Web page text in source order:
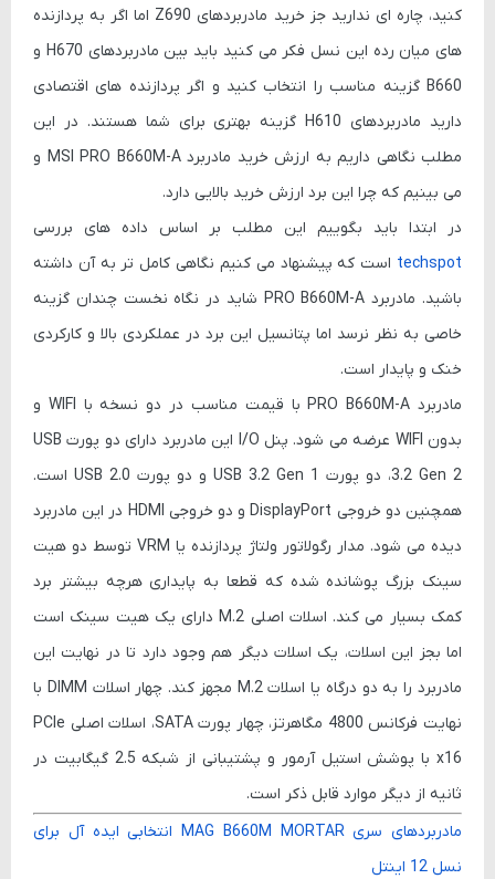
کنید، چاره ای ندارید جز خرید مادربردهای Z690 اما اگر به پردازنده
های میان رده این نسل فکر می کنید باید بین مادربردهای H670 و
B660 گزینه مناسب را انتخاب کنید و اگر پردازنده های اقتصادی
دارید مادربردهای H610 گزینه بهتری برای شما هستند. در این
مطلب نگاهی داریم به ارزش خرید مادربرد MSI PRO B660M-A و
می بینیم که چرا این برد ارزش خرید بالایی دارد.
در ابتدا باید بگوییم این مطلب بر اساس داده های بررسی
techspot است که پیشنهاد می کنیم نگاهی کامل تر به آن داشته
باشید. مادربرد PRO B660M-A شاید در نگاه نخست چندان گزینه
خاصی به نظر نرسد اما پتانسیل این برد در عملکردی بالا و کارکردی
خنک و پایدار است.
مادربرد PRO B660M-A با قیمت مناسب در دو نسخه با WIFI و
بدون WIFI عرضه می شود. پنل I/O این مادربرد دارای دو پورت USB
3.2 Gen 2، دو پورت USB 3.2 Gen 1 و دو پورت USB 2.0 است.
همچنین دو خروجی DisplayPort و دو خروجی HDMI در این مادربرد
دیده می شود. مدار رگولاتور ولتاژ پردازنده یا VRM توسط دو هیت
سینک بزرگ پوشانده شده که قطعا به پایداری هرچه بیشتر برد
کمک بسیار می کند. اسلات اصلی M.2 دارای یک هیت سینک است
اما بجز این اسلات، یک اسلات دیگر هم وجود دارد تا در نهایت این
مادربرد را به دو درگاه یا اسلات M.2 مجهز کند. چهار اسلات DIMM با
نهایت فرکانس 4800 مگاهرتز، چهار پورت SATA، اسلات اصلی PCIe
x16 با پوشش استیل آرمور و پشتیبانی از شبکه 2.5 گیگابیت در
ثانیه از دیگر موارد قابل ذکر است.
مادربردهای سری MAG B660M MORTAR انتخابی ایده آل برای
نسل 12 اینتل